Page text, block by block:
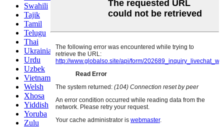
Swahili
Tajik
Tamil
Telugu
Thai
Ukrainian
Urdu
Uzbek
Vietnamese
Welsh
Xhosa
Yiddish
Yoruba
Zulu